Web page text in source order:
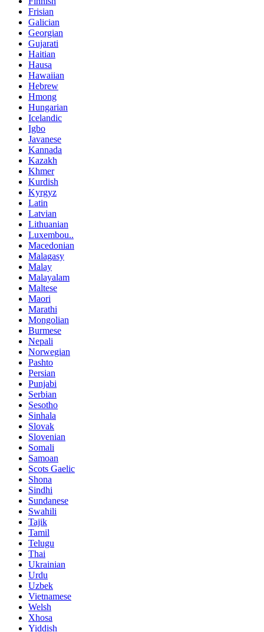
Frisian
Galician
Georgian
Gujarati
Haitian
Hausa
Hawaiian
Hebrew
Hmong
Hungarian
Icelandic
Igbo
Javanese
Kannada
Kazakh
Khmer
Kurdish
Kyrgyz
Latin
Latvian
Lithuanian
Luxembou..
Macedonian
Malagasy
Malay
Malayalam
Maltese
Maori
Marathi
Mongolian
Burmese
Nepali
Norwegian
Pashto
Persian
Punjabi
Serbian
Sesotho
Sinhala
Slovak
Slovenian
Somali
Samoan
Scots Gaelic
Shona
Sindhi
Sundanese
Swahili
Tajik
Tamil
Telugu
Thai
Ukrainian
Urdu
Uzbek
Vietnamese
Welsh
Xhosa
Yiddish